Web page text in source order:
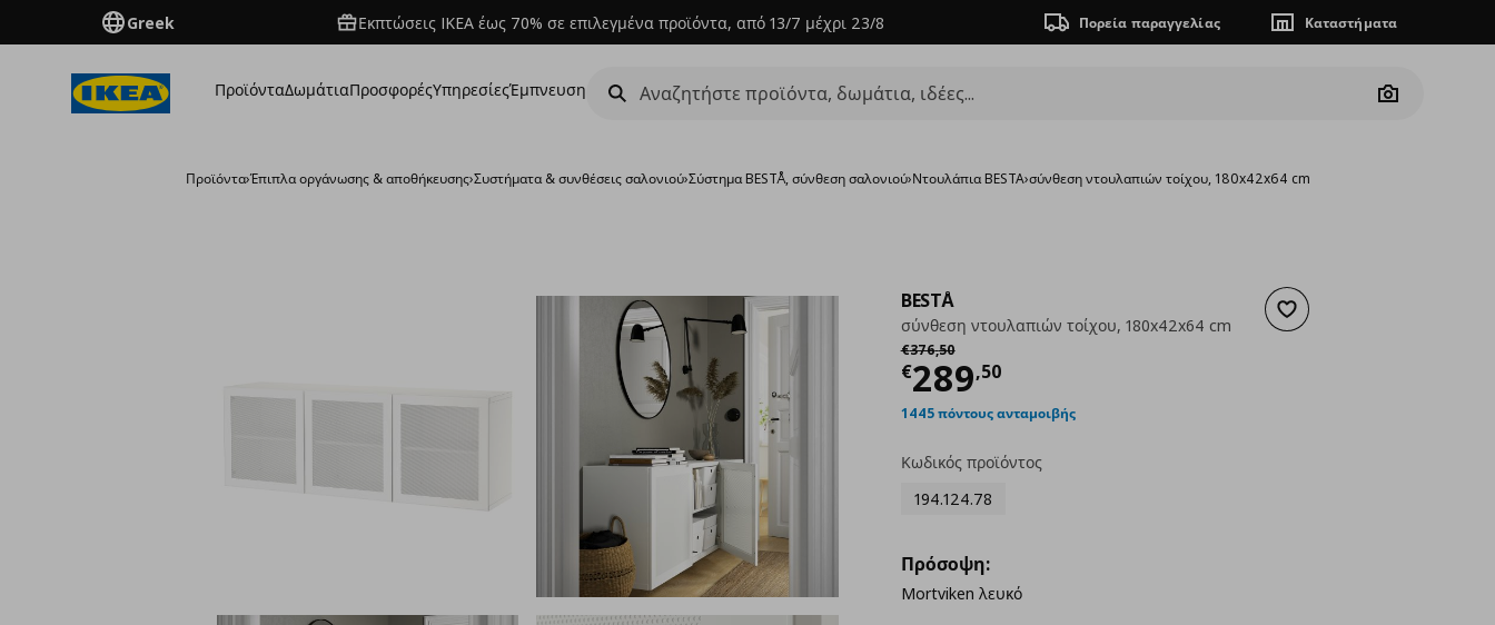
Greek Εκπτώσεις IKEA έως 70% σε επιλεγμένα προϊόντα, από 13/7 μέχρι 23/8 Πορεία παραγγελίας Καταστήματα
ΠροϊόνταΔωμάτιαΠροσφορέςΥπηρεσίεςΈμπνευση
Camera
Προϊόντα›Έπιπλα οργάνωσης & αποθήκευσης›Συστήματα & συνθέσεις σαλονιού›Σύστημα BESTÅ, σύνθεση σαλονιού›Ντουλάπια BESTA›σύνθεση ντουλαπιών τοίχου, 180x42x64 cm
Προσθήκη στα αγαπημένα
BESTÅ
σύνθεση ντουλαπιών τοίχου, 180x42x64 cm
€376,50
Αρχική τιμή
€289,50
Τρέχουσα τιμή
1445 πόντους ανταμοιβής
Κωδικός προϊόντος
194.124.78
Πρόσοψη:
Mortviken λευκό